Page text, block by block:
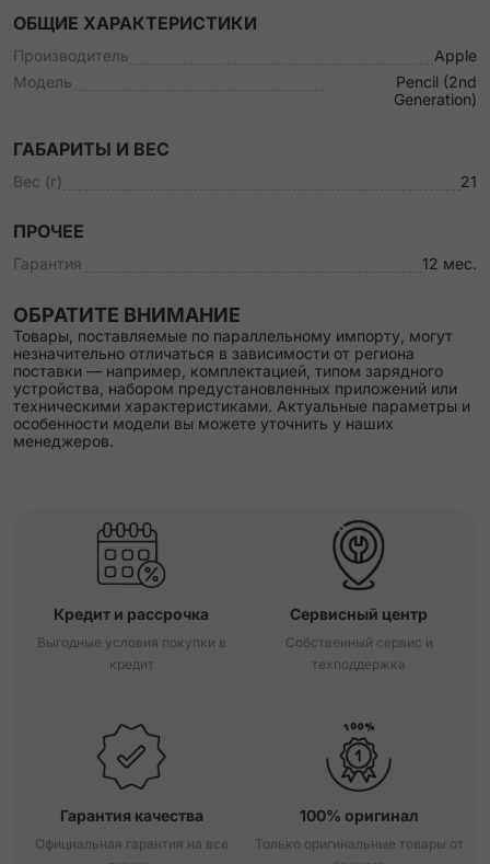
ОБЩИЕ ХАРАКТЕРИСТИКИ
Производитель
Apple
Модель
Pencil (2nd
Generation)
ГАБАРИТЫ И ВЕС
Вес (г) 21
ПРОЧЕЕ
Гарантия 12 мес.
ОБРАТИТЕ ВНИМАНИЕ
Товары, поставляемые по параллельному импорту, могут
незначительно отличаться в зависимости от региона
поставки — например, комплектацией, типом зарядного
устройства, набором предустановленных приложений или
техническими характеристиками. Актуальные параметры и
особенности модели вы можете уточнить у наших
менеджеров.
Кредит и рассрочка
Выгодные условия покупки в
кредит
Сервисный центр
Собственный сервис и
техподдержка
Гарантия качества
Официальная гарантия на все
100% оригинал
Только оригинальные товары от